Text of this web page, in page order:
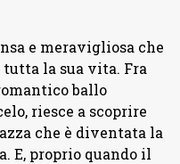
e meravigliosa che
la sua vita. Fra
ballo
riesce a scoprire
che è diventata la
E, proprio quando il